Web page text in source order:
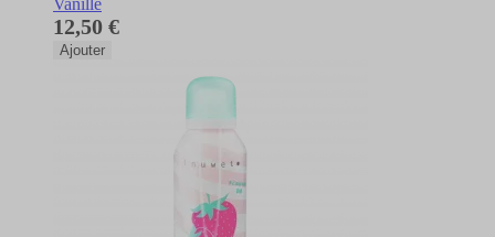
Vanille
12,50 €
Ajouter